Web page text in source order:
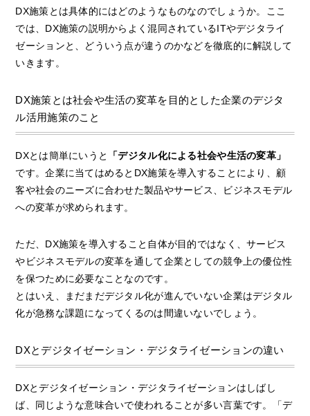
DX施策とは具体的にはどのようなものなのでしょうか。ここ
では、DX施策の説明からよく混同されているITやデジタライ
ゼーションと、どういう点が違うのかなどを徹底的に解説して
いきます。
DX施策とは社会や生活の変革を目的とした企業のデジタ
ル活用施策のこと
DXとは簡単にいうと
「デジタル化による社会や生活の変革」
です。企業に当てはめるとDX施策を導入することにより、顧
客や社会のニーズに合わせた製品やサービス、ビジネスモデル
への変革が求められます。
ただ、DX施策を導入すること自体が目的ではなく、サービス
やビジネスモデルの変革を通して企業としての競争上の優位性
を保つために必要なことなのです。
とはいえ、まだまだデジタル化が進んでいない企業はデジタル
化が急務な課題になってくるのは間違いないでしょう。
DXとデジタイゼーション・デジタライゼーションの違い
DXとデジタイゼーション・デジタライゼーションはしばし
ば、同じような意味合いで使われることが多い言葉です。「デ